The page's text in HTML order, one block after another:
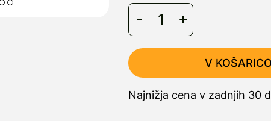
V KOŠARICO
Najnižja cena v zadnjih 30